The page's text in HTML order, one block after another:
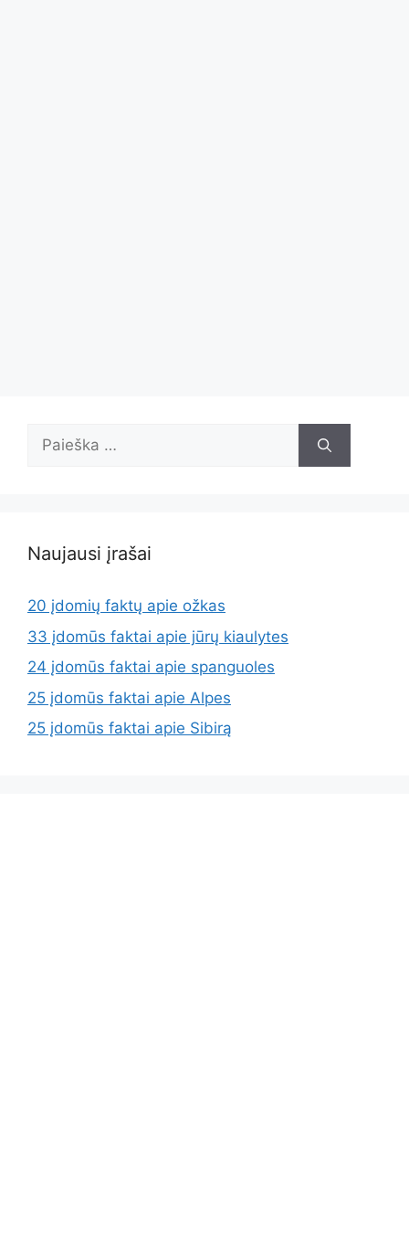
Ieškoti:
Naujausi įrašai
20 įdomių faktų apie ožkas
33 įdomūs faktai apie jūrų kiaulytes
24 įdomūs faktai apie spanguoles
25 įdomūs faktai apie Alpes
25 įdomūs faktai apie Sibirą